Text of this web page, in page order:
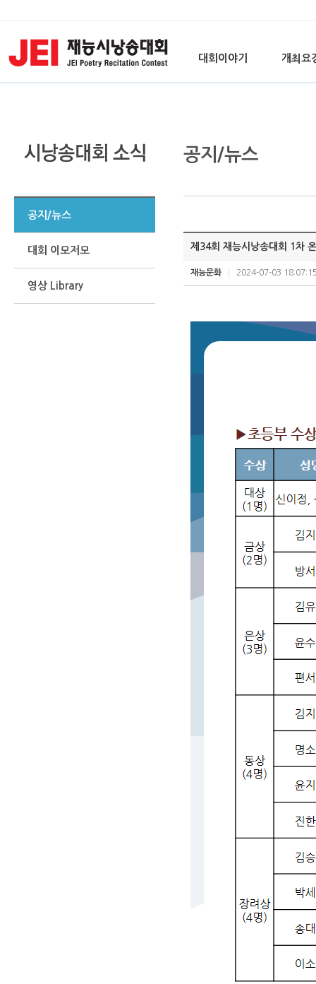
대회이야기 개최요
공지/뉴스
대회 이모저모
영상 Library
공지/뉴스
제34회 재능시낭송대회 1차
재능문화 2024-07-03